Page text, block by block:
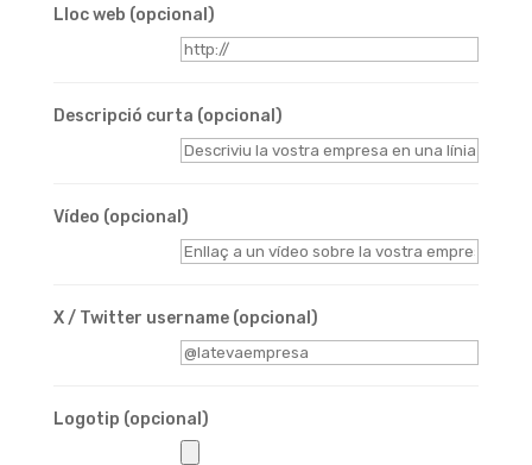
Lloc web (opcional)
Descripció curta (opcional)
Vídeo (opcional)
X / Twitter username (opcional)
Logotip (opcional)